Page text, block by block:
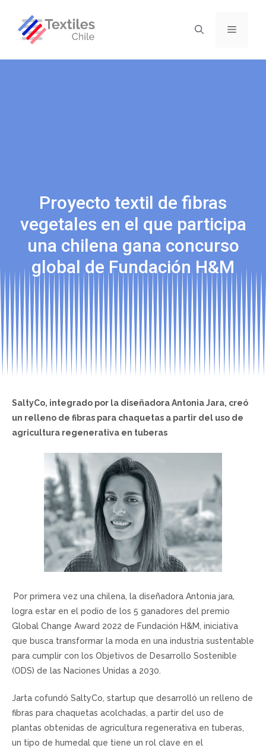
Proyecto textil de fibras
vegetales en el que participa
una chilena gana concurso
global de Fundación H&M
SaltyCo, integrado por la diseñadora Antonia Jara, creó
un relleno de fibras para chaquetas a partir del uso de
agricultura regenerativa en tuberas
Por primera vez una chilena, la diseñadora Antonia jara,
logra estar en el podio de los 5 ganadores del premio
Global Change Award 2022 de Fundación H&M, iniciativa
que busca transformar la moda en una industria sustentable
para cumplir con los Objetivos de Desarrollo Sostenible
(ODS) de las Naciones Unidas a 2030.
Jarta cofundó SaltyCo, startup que desarrolló un relleno de
fibras para chaquetas acolchadas, a partir del uso de
plantas obtenidas de agricultura regenerativa en tuberas,
un tipo de humedal que tiene un rol clave en el